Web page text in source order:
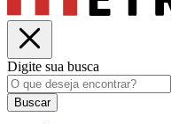
Digite sua busca
Buscar